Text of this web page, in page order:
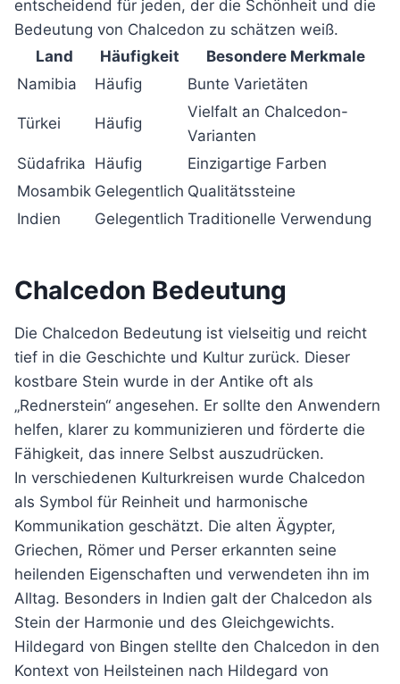
entscheidend für jeden, der die Schönheit und die
Bedeutung von Chalcedon zu schätzen weiß.
Land
Häufigkeit
Besondere Merkmale
Namibia
Häufig Bunte Varietäten
Türkei Häufig
Vielfalt an Chalcedon-
Varianten
Südafrika Häufig
Einzigartige Farben
Mosambik Gelegentlich Qualitätssteine
Indien
Gelegentlich Traditionelle Verwendung
Chalcedon Bedeutung
Die Chalcedon Bedeutung ist vielseitig und reicht
tief in die Geschichte und Kultur zurück. Dieser
kostbare Stein wurde in der Antike oft als
„Rednerstein“ angesehen. Er sollte den Anwendern
helfen, klarer zu kommunizieren und förderte die
Fähigkeit, das innere Selbst auszudrücken.
In verschiedenen Kulturkreisen wurde Chalcedon
als Symbol für Reinheit und harmonische
Kommunikation geschätzt. Die alten Ägypter,
Griechen, Römer und Perser erkannten seine
heilenden Eigenschaften und verwendeten ihn im
Alltag. Besonders in Indien galt der Chalcedon als
Stein der Harmonie und des Gleichgewichts.
Hildegard von Bingen stellte den Chalcedon in den
Kontext von Heilsteinen nach Hildegard von